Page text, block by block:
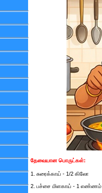
தேவையான பொருட்கள்:
1. சுரைக்காய் - 1/2 கிலோ
2. பச்சை மிளகாய் - 1 எண்ணம்